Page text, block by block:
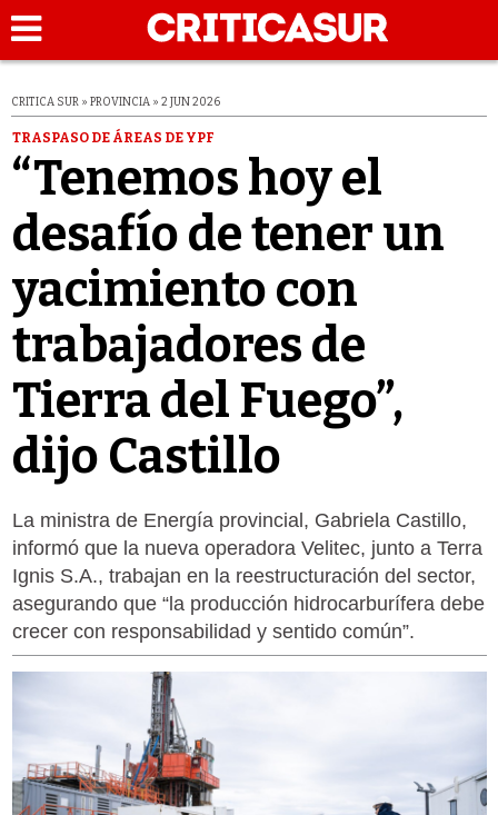
CRITICA SUR » PROVINCIA » 2 JUN 2026
TRASPASO DE ÁREAS DE YPF
“Tenemos hoy el
desafío de tener un
yacimiento con
trabajadores de
Tierra del Fuego”,
dijo Castillo
La ministra de Energía provincial, Gabriela Castillo,
informó que la nueva operadora Velitec, junto a Terra
Ignis S.A., trabajan en la reestructuración del sector,
asegurando que “la producción hidrocarburífera debe
crecer con responsabilidad y sentido común”.